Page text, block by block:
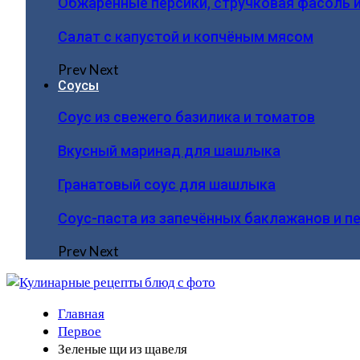
Салат с капустой и копчёным мясом
PrevNext
Соусы
Соус из свежего базилика и томатов
Вкусный маринад для шашлыка
Гранатовый соус для шашлыка
Соус-паста из запечённых баклажанов и
PrevNext
Главная
Первое
Зеленые щи из щавеля